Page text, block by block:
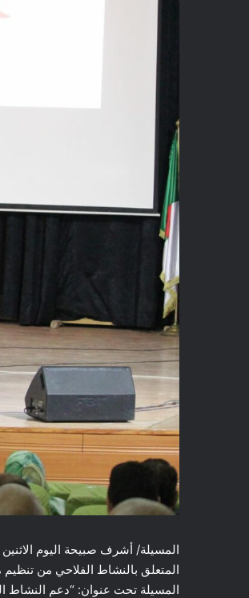
المتعلق بالنشاط الفلاحي من تنظيم
المسيلة تحت عنوان: “دعم النشاط